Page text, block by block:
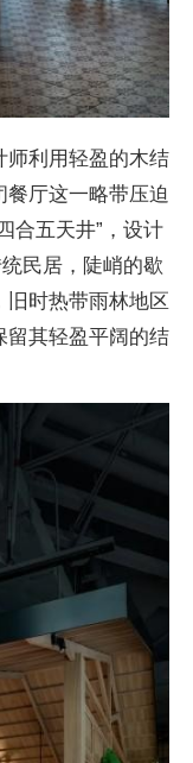
师利用轻盈的木结
厅这一略带压迫
合五天井”，设计
民居，陡峭的歇
旧时热带雨林地区
留其轻盈平阔的结